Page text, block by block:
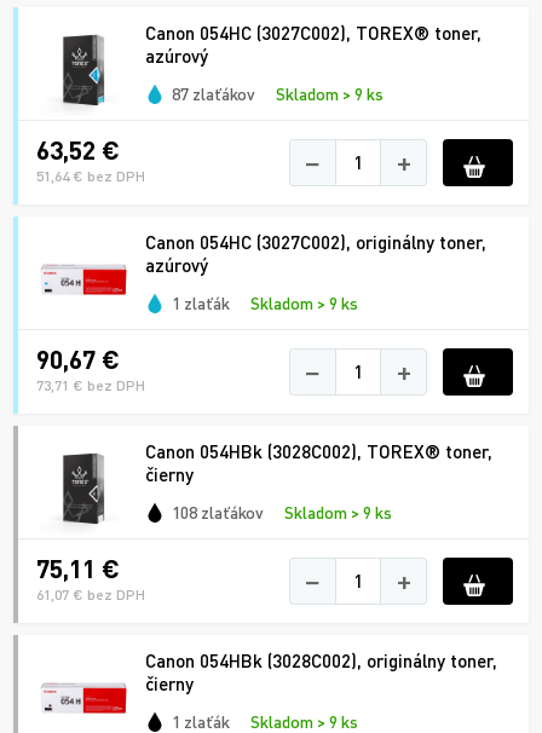
Canon 054HC (3027C002), TOREX® toner,
azúrový
87 zlaťákov Skladom > 9 ks
63,52 €
51,64 € bez DPH − +
Canon 054HC (3027C002), originálny toner,
azúrový
1 zlaťák Skladom > 9 ks
90,67 €
73,71 € bez DPH − +
Canon 054HBk (3028C002), TOREX® toner,
čierny
108 zlaťákov Skladom > 9 ks
75,11 €
61,07 € bez DPH − +
Canon 054HBk (3028C002), originálny toner,
čierny
1 zlaťák Skladom > 9 ks